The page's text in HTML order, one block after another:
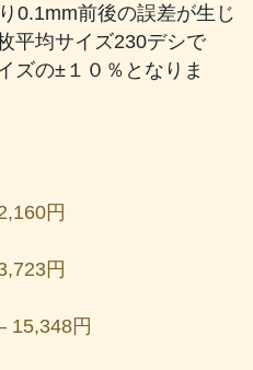
0.1mm前後の誤差が生じ
平均サイズ230デシで
ズの±１０％となりま
円
円
15,348円